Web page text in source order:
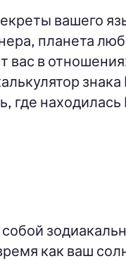
вашего
планета
вас в
где
как ваш